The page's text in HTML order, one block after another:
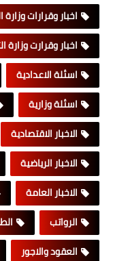
اخبار وقرارات
اخبار وقرارت وزارة
اسئلة الاعدادية
اسئلة وزارية
الاخبار الاقتصادية
الاخبار الرياضية
الاخبار العامة
الرواتب
العقود والاجور